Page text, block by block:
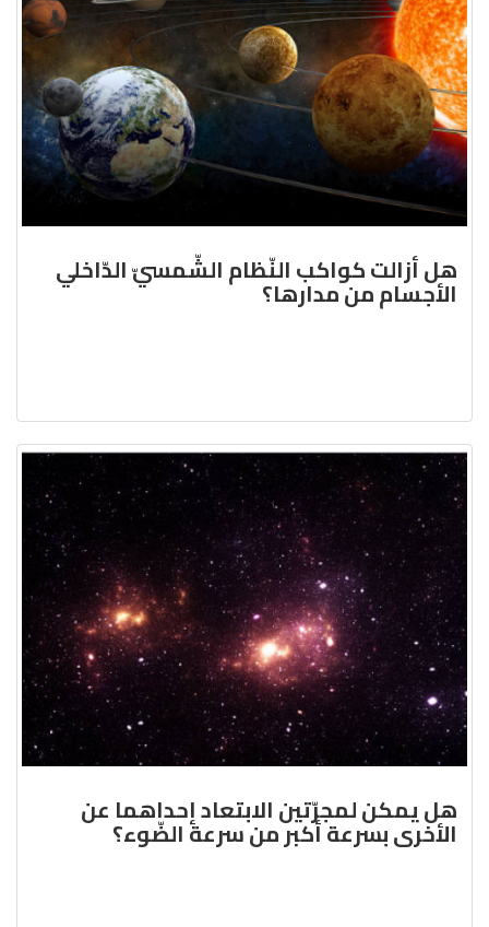
هل أزالت كواكب النّظام الشّمسيّ الدّاخلي
الأجسام من مدارها؟
هل يمكن لمجرّتين الابتعاد إحداهما عن
الأخرى بسرعة أكبر من سرعة الضّوء؟